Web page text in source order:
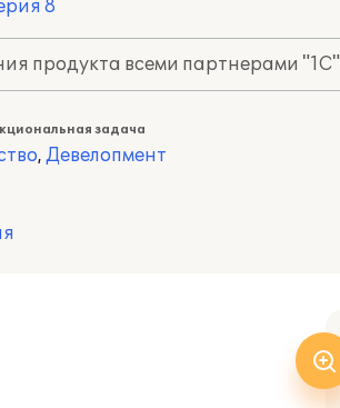
8
продукта всеми партнерами "1С"
задача
, Девелопмент